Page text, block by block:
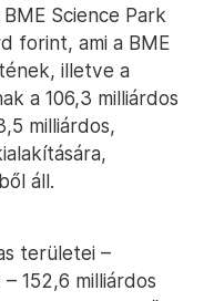
Science Park
forint, ami a BME
illetve a
a 106,3 milliárdos
milliárdos,
áll.
területei –
152,6 milliárdos